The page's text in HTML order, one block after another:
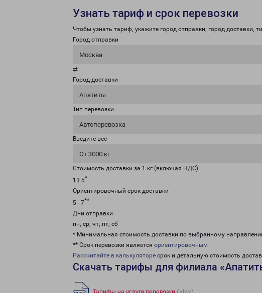
Узнать тариф и срок перевозки
Чтобы узнать тариф, укажите город отправки, город доставки,
Город отправки
Москва
⇄
Город доставки
Апатиты
Тип перевозки
Автоперевозка
Введите вес
От 3000 кг
Стоимость доставки за 1 кг (включая НДС)
13.5*
Ориентировочный срок доставки
5 - 7**
Дни отправки
пн, ср, чт, пт, сб
* Минимальная стоимость доставки по выбранному
** Срок перевозки является ориентировочным
Рассчитайте в калькуляторе срок и детальную стоимость
Скачать тарифы для филиала